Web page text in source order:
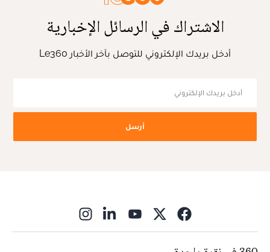
الاشتراك في الرسائل الإخبارية
أدخل بريدك الإلكتروني للتوصل بآخر الأخبار Le360
أرسل